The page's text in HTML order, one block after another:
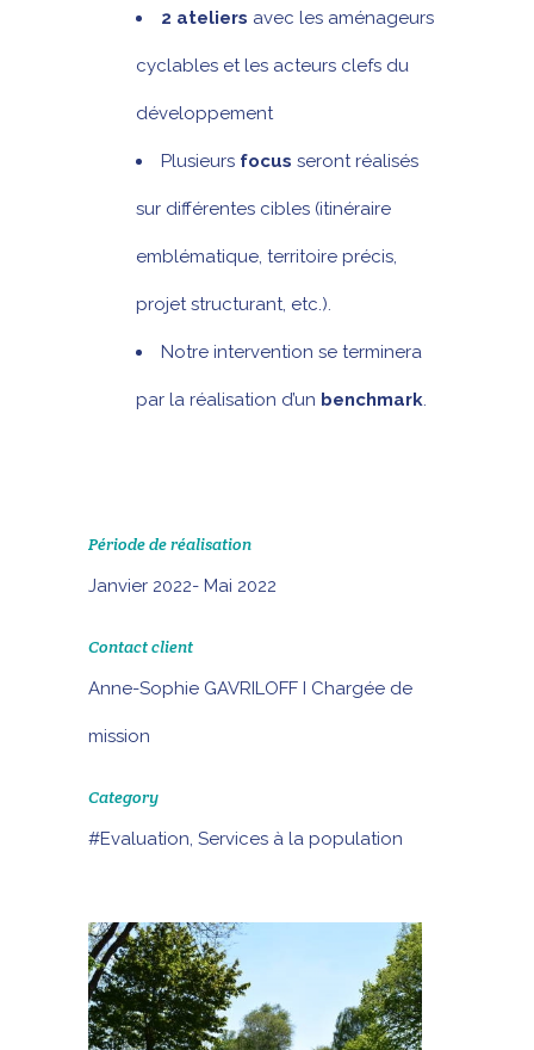
2 ateliers avec les aménageurs
cyclables et les acteurs clefs du
développement
Plusieurs focus seront réalisés
sur différentes cibles (itinéraire
emblématique, territoire précis,
projet structurant, etc.).
Notre intervention se terminera
par la réalisation d’un benchmark.
Période de réalisation
Janvier 2022- Mai 2022
Contact client
Anne-Sophie GAVRILOFF I Chargée de
mission
Category
#Evaluation, Services à la population